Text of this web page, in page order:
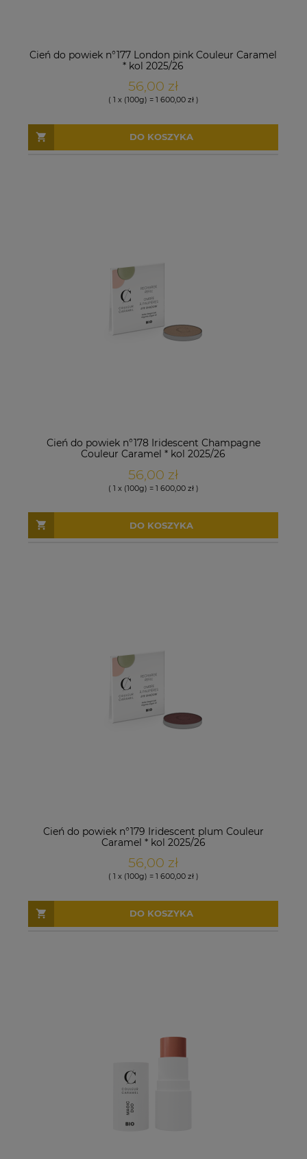
Cień do powiek n°177 London pink Couleur Caramel
* kol 2025/26
56,00 zł
( 1 x (100g) = 1 600,00 zł )
DO KOSZYKA
Cień do powiek n°178 Iridescent Champagne
Couleur Caramel * kol 2025/26
56,00 zł
( 1 x (100g) = 1 600,00 zł )
DO KOSZYKA
Cień do powiek n°179 Iridescent plum Couleur
Caramel * kol 2025/26
56,00 zł
( 1 x (100g) = 1 600,00 zł )
DO KOSZYKA